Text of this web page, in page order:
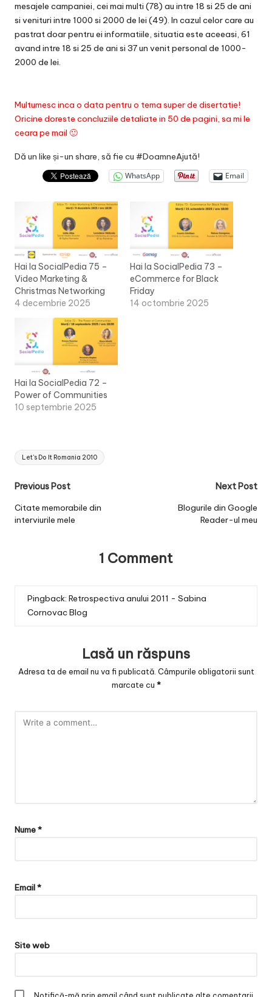
mesajele campaniei, cei mai multi (78) au intre 18 si 25 de ani
si venituri intre 1000 si 2000 de lei (49). In cazul celor care au
pastrat doar pentru ei informatiile, situatia este aceeasi, 61
avand intre 18 si 25 de ani si 37 un venit personal de 1000-
2000 de lei.
Multumesc inca o data pentru o tema super de disertatie!
Oricine doreste concluziile detaliate in 50 de pagini, sa mi le
ceara pe mail 🙂
Dă un like și-un share, să fie cu #DoamneAjută!
WhatsApp Email
Hai la SocialPedia 75 –
Video Marketing &
Christmas Networking
4 decembrie 2025
Hai la SocialPedia 73 –
eCommerce for Black
Friday
14 octombrie 2025
Hai la SocialPedia 72 –
Power of Communities
10 septembrie 2025
Tags:
Let's Do It Romania 2010
Post
navigation
Previous Post
Citate memorabile din
interviurile mele
Next Post
Blogurile din Google
Reader-ul meu
1 Comment
Pingback: Retrospectiva anului 2011 - Sabina
Cornovac Blog
Lasă un răspuns
Adresa ta de email nu va fi publicată. Câmpurile obligatorii sunt
marcate cu *
Nume*
Email*
Site web